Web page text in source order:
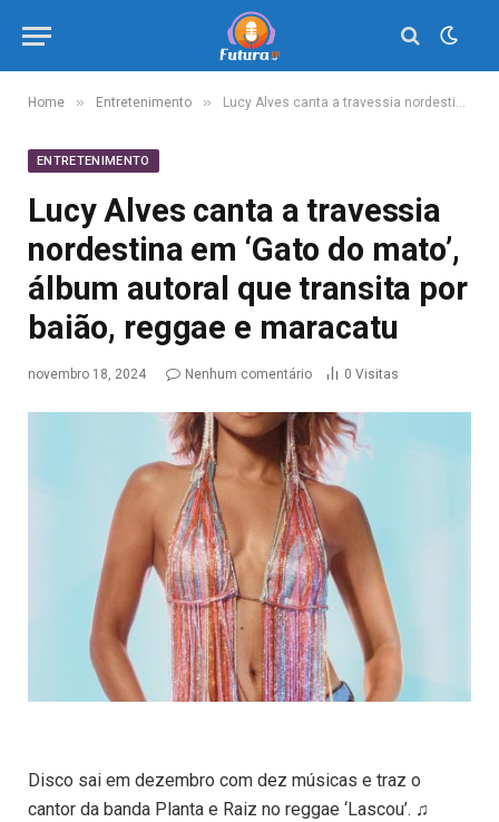
Home » Entretenimento » Lucy Alves canta a travessia nordestina em ‘Gato do mato’, álbum autoral que transita por baião, reggae e maracatu
ENTRETENIMENTO
Lucy Alves canta a travessia
nordestina em ‘Gato do mato’,
álbum autoral que transita por
baião, reggae e maracatu
novembro 18, 2024 Nenhum comentário 0 Visitas
Disco sai em dezembro com dez músicas e traz o
cantor da banda Planta e Raiz no reggae ‘Lascou’. ♫